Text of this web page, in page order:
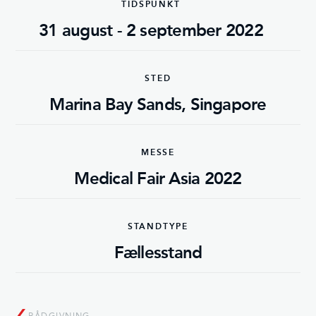
TIDSPUNKT
31 august - 2 september 2022
STED
Marina Bay Sands, Singapore
MESSE
Medical Fair Asia 2022
STANDTYPE
Fællesstand